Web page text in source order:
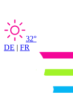
32°
DE | FR